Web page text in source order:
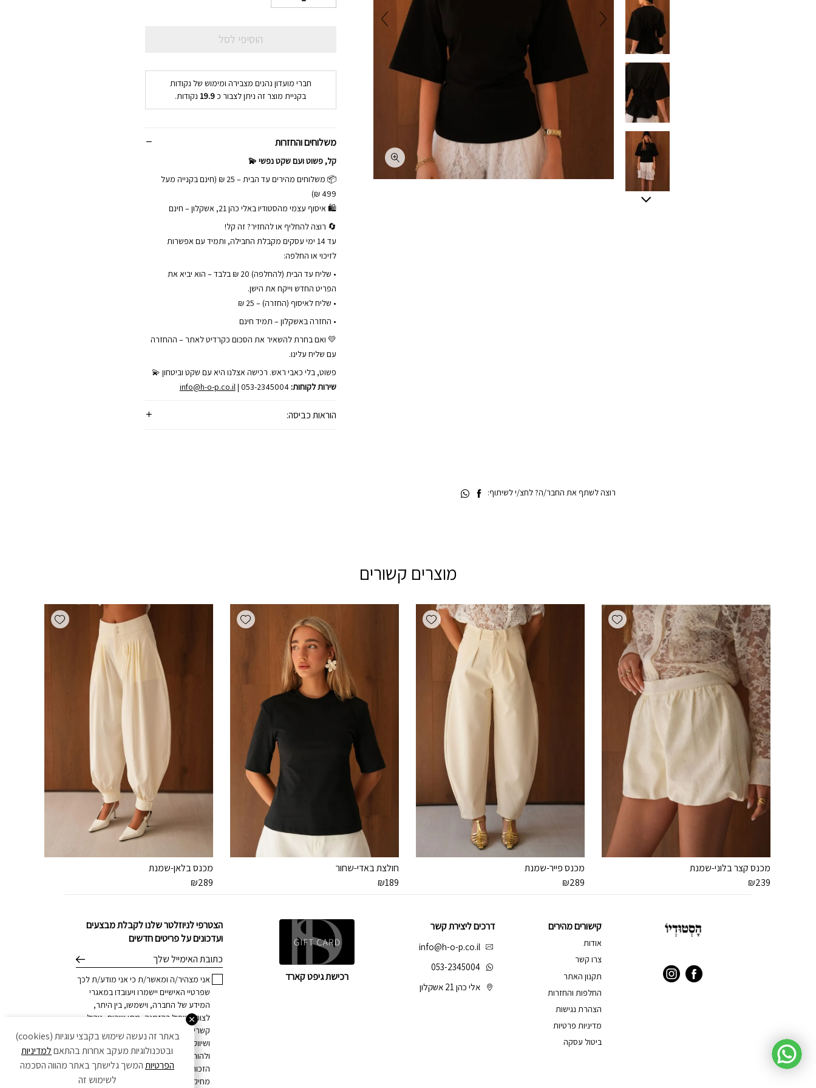
הוסיפי לסל
חברי מועדון נהנים מצבירה ומימוש של נקודות
בקניית מוצר זה ניתן לצבור כ19.9 נקודות.
משלוחים והחזרות
קל, פשוט ועם שקט נפשי 💫
📦 משלוחים מהירים עד הבית – 25 ₪ (חינם בקנייה מעל
499 ₪)
🛍 איסוף עצמי מהסטודיו באלי כהן 21, אשקלון – חינם
🔄 רוצה להחליף או להחזיר? זה קל!
עד 14 ימי עסקים מקבלת החבילה, ותמיד עם אפשרות
לזיכוי או החלפה:
• שליח עד הבית (להחלפה) 20 ₪ בלבד – הוא יביא את
הפריט החדש וייקח את הישן.
• שליח לאיסוף (החזרה) – 25 ₪
• החזרה באשקלון – תמיד חינם
💛 ואם בחרת להשאיר את הסכום כקרדיט לאתר – ההחזרה
עם שליח עלינו.
פשוט, בלי כאבי ראש. רכישה אצלנו היא עם שקט וביטחון 💫
שירות לקוחות:
info@h-o-p.co.il| 053-2345004
הוראות כביסה:
רוצה לשתף את החבר/ה? לחצ/י לשיתוף:
מוצרים קשורים
Add wishlist
מכנס קצר בלוני-שמנת
₪239
Add wishlist
מכנס פייר-שמנת
₪289
Add wishlist
חולצת באדי-שחור
₪189
Add wishlist
מכנס בלאן-שמנת
₪289
הצטרפי לניוזלטר שלנו לקבלת מבצעים
ועדכונים על פריטים חדשים
דוא׳׳ל
אני מצהיר/ה ומאשר/ת כי אני מודע/ת לכך
שפרטיי האישיים יישמרו ויעובדו במאגרי
המידע של החברה, וישמשו, בין היתר,
לצורך טיפול בהזמנה, מתן שירות, ניהול
קשרי לקוחות, וכן לצרכים מסחריים
ושיווקיים, הכל בהתאםלמדיניות הפרטיות,
ולהוראות הדין. ידוע לי כי בכל עת עומדת לי
הזכות לחזור בי מהסכמתי ו/או לדרוש את
מחיקת פרטיי האישיים, וזאת באמצעות
קישורים מהירים
אודות
צרו קשר
תקנון האתר
החלפות והחזרות
הצהרת נגישות
מדיניות פרטיות
ביטול עסקה
דרכים ליצירת קשר
info@h-o-p.co.il
053-2345004
אלי כהן 21 אשקלון
רכישת גיפט קארד
באתר זה נעשה שימוש בקבצי עוגיות (cookies)
ובטכנולוגיות מעקב אחרות בהתאםלמדיניות
הפרטיותהמשך גלישתך באתר מהווה הסכמה
לשימוש זה